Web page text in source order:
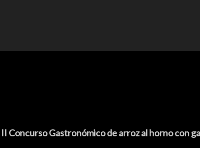
II Concurso Gastronómico de arroz al horno con